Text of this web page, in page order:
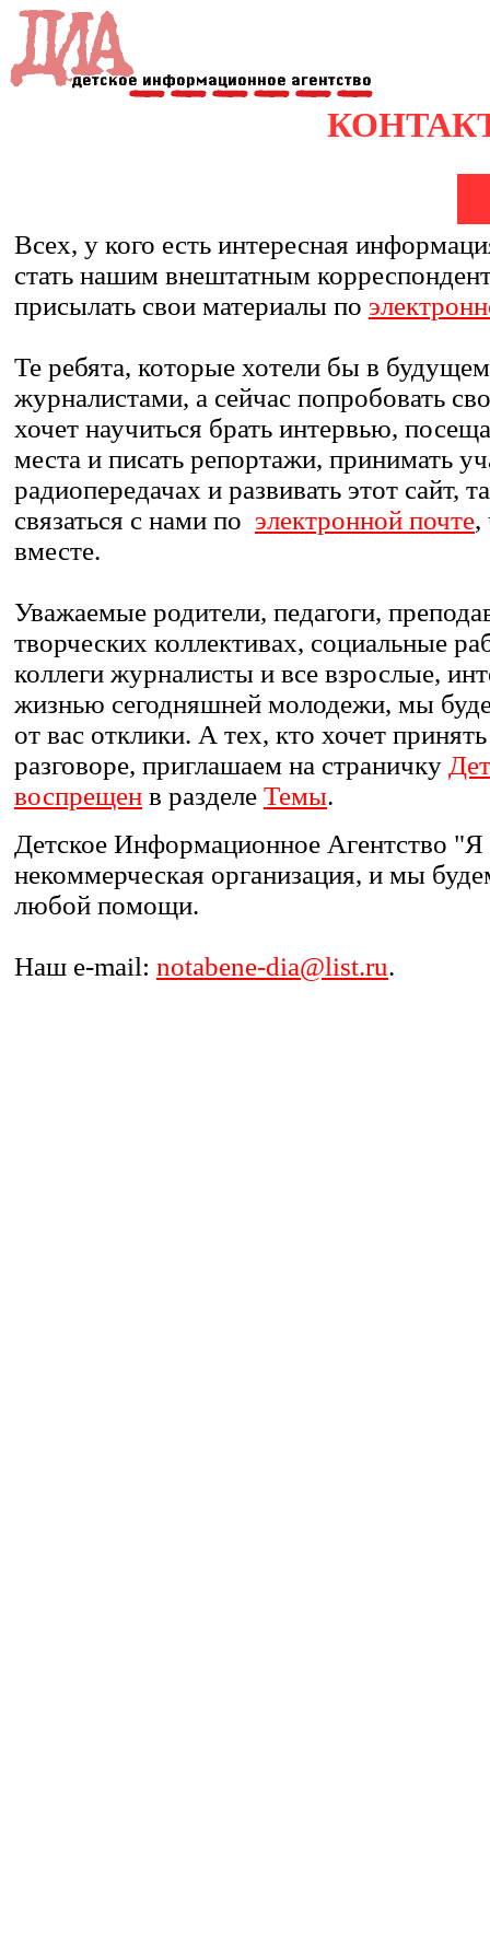
Всех, у кого есть интересная
стать нашим внештатным
присылать свои материалы по
Те ребята, которые хотели бы в будущем
журналистами, а сейчас попробовать
хочет научиться брать интервью,
места и писать репортажи, принимать
радиопередачах и развивать этот сайт,
связаться с нами по электронной почте,
вместе.
Уважаемые родители, педагоги,
творческих коллективах, социальные
коллеги журналисты и все взрослые,
жизнью сегодняшней молодежи, мы
от вас отклики. А тех, кто хочет
разговоре, приглашаем на страничку
воспрещен в разделе Темы.
Детское Информационное Агентство "Я
некоммерческая организация, и мы
любой помощи.
Наш e-mail: notabene-dia@list.ru.